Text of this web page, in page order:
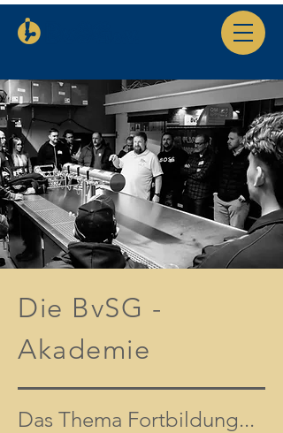
Die BvSG -
Akademie
Das Thema Fortbildung...